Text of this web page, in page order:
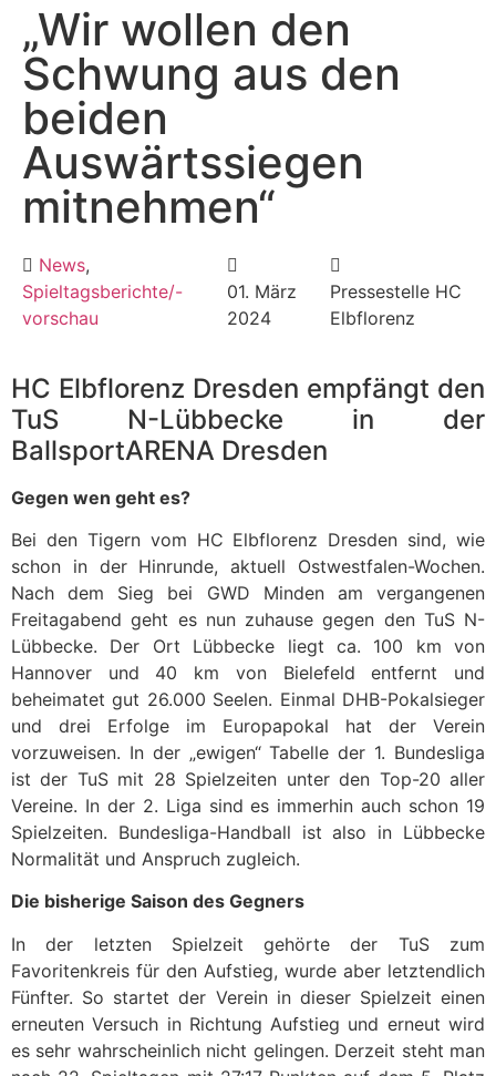
„Wir wollen den
Schwung aus den
beiden
Auswärtssiegen
mitnehmen“
News,
Spieltagsberichte/-
vorschau
01. März
2024
Pressestelle HC
Elbflorenz
HC Elbflorenz Dresden empfängt den
TuS N-Lübbecke in der
BallsportARENA Dresden
Gegen wen geht es?
Bei den Tigern vom HC Elbflorenz Dresden sind, wie
schon in der Hinrunde, aktuell Ostwestfalen-Wochen.
Nach dem Sieg bei GWD Minden am vergangenen
Freitagabend geht es nun zuhause gegen den TuS N-
Lübbecke. Der Ort Lübbecke liegt ca. 100 km von
Hannover und 40 km von Bielefeld entfernt und
beheimatet gut 26.000 Seelen. Einmal DHB-Pokalsieger
und drei Erfolge im Europapokal hat der Verein
vorzuweisen. In der „ewigen“ Tabelle der 1. Bundesliga
ist der TuS mit 28 Spielzeiten unter den Top-20 aller
Vereine. In der 2. Liga sind es immerhin auch schon 19
Spielzeiten. Bundesliga-Handball ist also in Lübbecke
Normalität und Anspruch zugleich.
Die bisherige Saison des Gegners
In der letzten Spielzeit gehörte der TuS zum
Favoritenkreis für den Aufstieg, wurde aber letztendlich
Fünfter. So startet der Verein in dieser Spielzeit einen
erneuten Versuch in Richtung Aufstieg und erneut wird
es sehr wahrscheinlich nicht gelingen. Derzeit steht man